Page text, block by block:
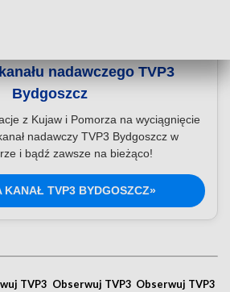
nadawczego TVP3
Bydgoszcz
z Kujaw i Pomorza na wyciągnięcie
nadawczy TVP3 Bydgoszcz w
i bądź zawsze na bieżąco!
KANAŁ TVP3 BYDGOSZCZ»
TVP3 Obserwuj TVP3 Obserwuj TVP3